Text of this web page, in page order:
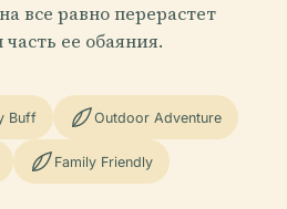
все равно перерастет
ее обаяния.
Buff Outdoor Adventure
Family Friendly